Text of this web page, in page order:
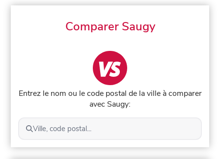
Comparer Saugy
Entrez le nom ou le code postal de la ville à comparer
avec Saugy:
Ville, code postal...